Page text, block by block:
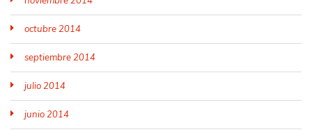
octubre 2014
septiembre 2014
julio 2014
junio 2014